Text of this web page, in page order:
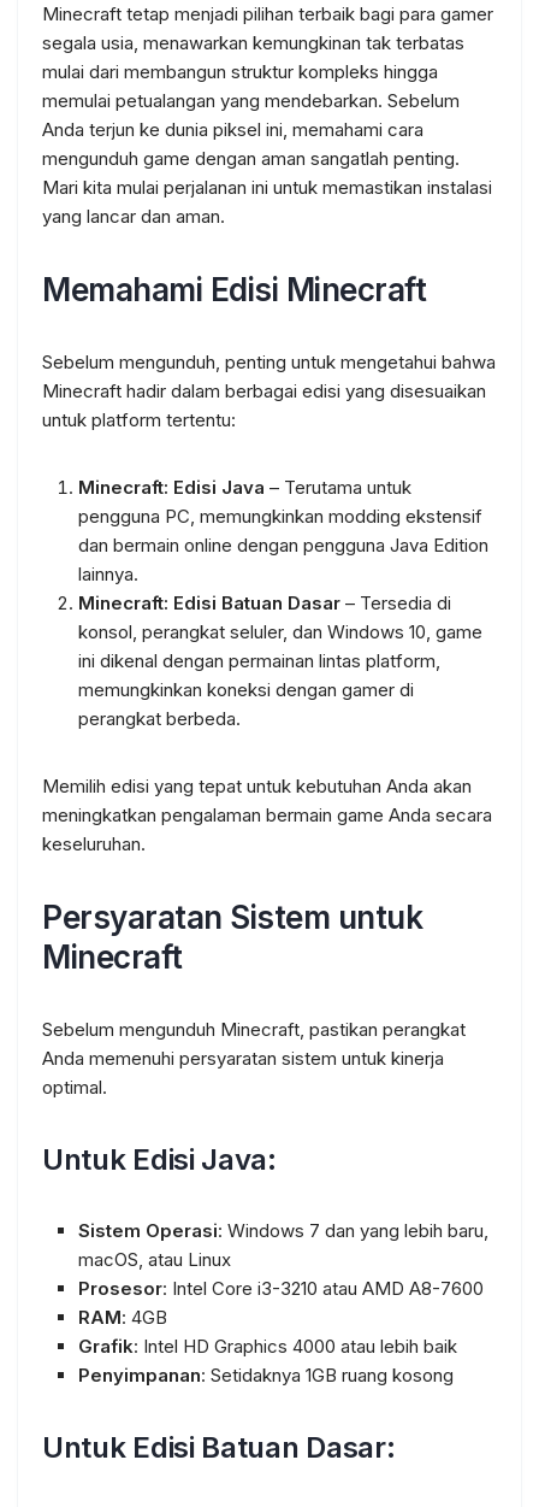
Minecraft tetap menjadi pilihan terbaik bagi para gamer
segala usia, menawarkan kemungkinan tak terbatas
mulai dari membangun struktur kompleks hingga
memulai petualangan yang mendebarkan. Sebelum
Anda terjun ke dunia piksel ini, memahami cara
mengunduh game dengan aman sangatlah penting.
Mari kita mulai perjalanan ini untuk memastikan instalasi
yang lancar dan aman.
Memahami Edisi Minecraft
Sebelum mengunduh, penting untuk mengetahui bahwa
Minecraft hadir dalam berbagai edisi yang disesuaikan
untuk platform tertentu:
Minecraft: Edisi Java – Terutama untuk
pengguna PC, memungkinkan modding ekstensif
dan bermain online dengan pengguna Java Edition
lainnya.
Minecraft: Edisi Batuan Dasar – Tersedia di
konsol, perangkat seluler, dan Windows 10, game
ini dikenal dengan permainan lintas platform,
memungkinkan koneksi dengan gamer di
perangkat berbeda.
Memilih edisi yang tepat untuk kebutuhan Anda akan
meningkatkan pengalaman bermain game Anda secara
keseluruhan.
Persyaratan Sistem untuk
Minecraft
Sebelum mengunduh Minecraft, pastikan perangkat
Anda memenuhi persyaratan sistem untuk kinerja
optimal.
Untuk Edisi Java:
Sistem Operasi: Windows 7 dan yang lebih baru,
macOS, atau Linux
Prosesor: Intel Core i3-3210 atau AMD A8-7600
RAM: 4GB
Grafik: Intel HD Graphics 4000 atau lebih baik
Penyimpanan: Setidaknya 1GB ruang kosong
Untuk Edisi Batuan Dasar: